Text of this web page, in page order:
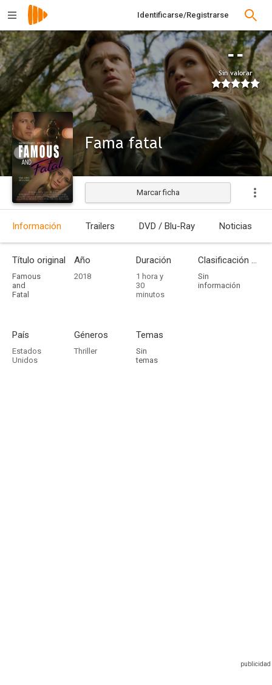
Identificarse/Registrarse
--
Sin valorar
Fama fatal
Estrenada
Marcar ficha
Información Trailers DVD / Blu-Ray Noticias
Título original
Famous
and
Fatal
Año
2018
Duración
1 hora y
30
minutos
Clasificación por edades
Sin
información
País
Estados
Unidos
Géneros
Thriller
Temas
Sin
temas